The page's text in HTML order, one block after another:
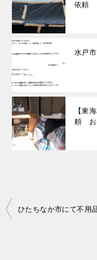
依頼
水戸
【東
頼 お
投